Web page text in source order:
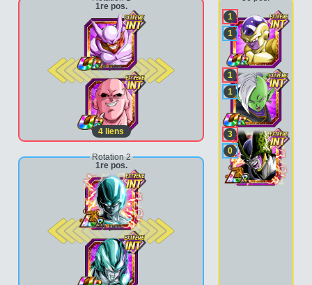
1re pos.
2e pos.
4 liens
Rotation 2
1re pos.
2e pos.
1
1
1
1
3
0